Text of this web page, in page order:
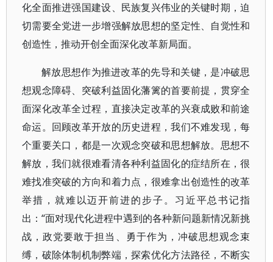
化全面推进强国建设、民族复兴伟业的关键时期，迫
切需要全党进一步增强解放思想的坚定性、自觉性和
创造性，推动开创全面深化改革新局面。
解放思想作为推进改革的先导和关键，是冲破思
想观念障碍、突破利益固化藩篱的首要前提，贯穿全
面深化改革全过程，直接决定改革的兴衰成败和前途
命运。回顾改革开放的历史进程，我们不难发现，每
个重要关口，都是一次观念突破和思想解放。思想不
解放，我们就很难看清各种利益固化的症结所在，很
难找准突破的方向和着力点，很难拿出创造性的改革
举措，就难以迈开前进的步子。习近平总书记指
出：“面对现代化进程中遇到的各种新问题新情况新挑
战，政党要敢于担当、勇于作为，冲破思想观念束
缚，破除体制机制弊端，探索优化方法路径，不断实